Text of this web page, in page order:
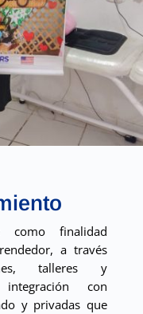
como finalidad
a través
talleres y
con
y privadas que